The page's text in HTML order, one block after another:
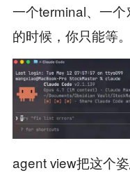
一个terminal、一
的时候，你只能等。
agent view把这个姿